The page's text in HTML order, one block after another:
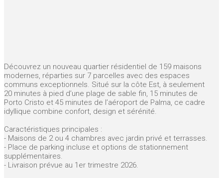
Découvrez un nouveau quartier résidentiel de 159 maisons
modernes, réparties sur 7 parcelles avec des espaces
communs exceptionnels. Situé sur la côte Est, à seulement
20 minutes à pied d’une plage de sable fin, 15 minutes de
Porto Cristo et 45 minutes de l’aéroport de Palma, ce cadre
idyllique combine confort, design et sérénité.
Caractéristiques principales :
- Maisons de 2 ou 4 chambres avec jardin privé et terrasses.
- Place de parking incluse et options de stationnement
supplémentaires.
- Livraison prévue au 1er trimestre 2026.